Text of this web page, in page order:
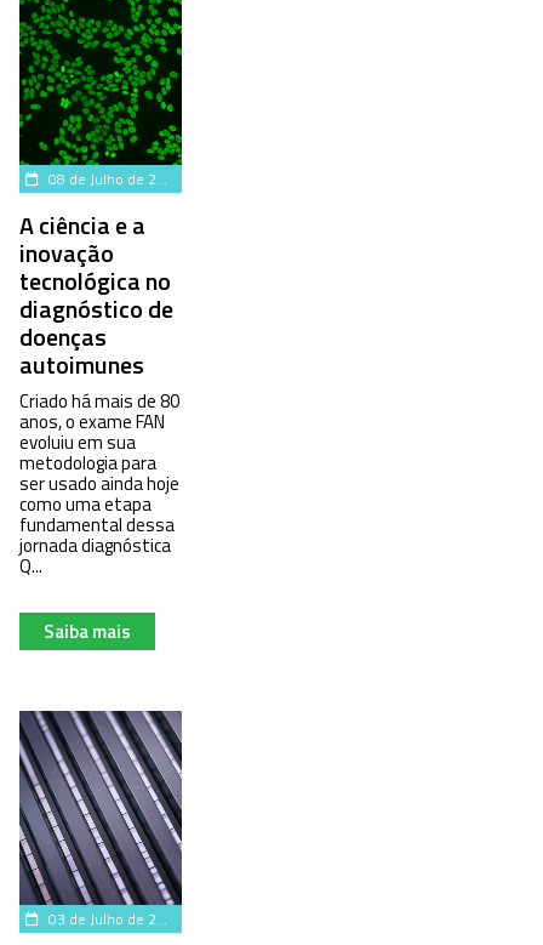
08 de Julho de 2025
A ciência e a
inovação
tecnológica no
diagnóstico de
doenças
autoimunes
Criado há mais de 80
anos, o exame FAN
evoluiu em sua
metodologia para
ser usado ainda hoje
como uma etapa
fundamental dessa
jornada diagnóstica
Q...
Saiba mais
03 de Julho de 2025